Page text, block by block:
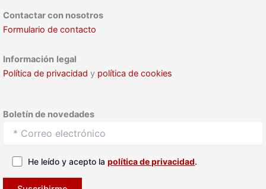
Contactar con nosotros
Formulario de contacto
Información legal
Política de privacidad y política de cookies
Boletín de novedades
He leído y acepto lapolítica de privacidad.